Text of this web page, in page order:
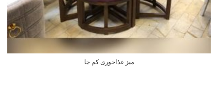
میز غذاخوری کم جا
اطلاعات بیشتر